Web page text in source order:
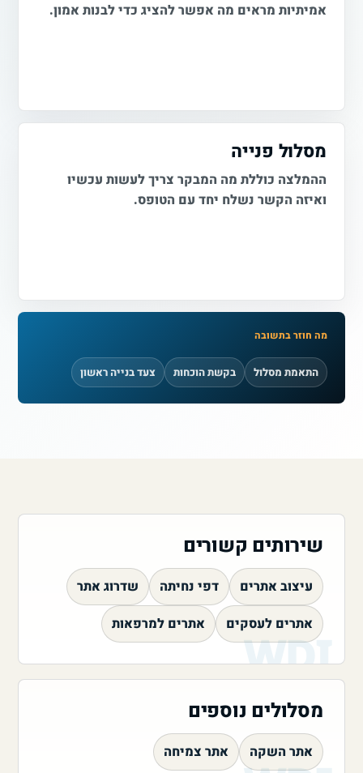
אמיתיות מראים מה אפשר להציג כדי לבנות אמון.
מסלול פנייה
ההמלצה כוללת מה המבקר צריך לעשות עכשיו
ואיזה הקשר נשלח יחד עם הטופס.
מה חוזר בתשובה
התאמת מסלול בקשת הוכחות צעד בנייה ראשון
שירותים קשורים
עיצוב אתרים דפי נחיתה שדרוג אתר
אתרים לעסקים אתרים למרפאות
מסלולים נוספים
אתר השקה אתר צמיחה